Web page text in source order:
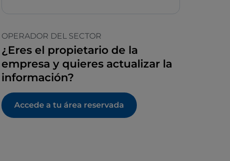
OPERADOR DEL SECTOR
¿Eres el propietario de la
empresa y quieres actualizar la
información?
Accede a tu área reservada